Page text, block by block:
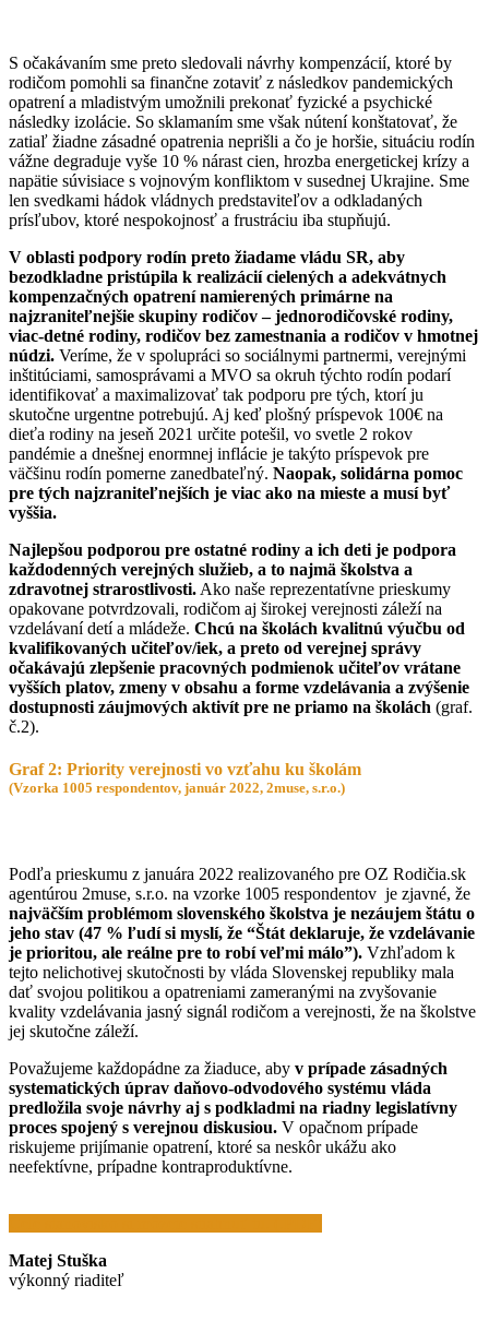
S očakávaním sme preto sledovali návrhy kompenzácií, ktoré by
rodičom pomohli sa finančne zotaviť z následkov pandemických
opatrení a mladistvým umožnili prekonať fyzické a psychické
následky izolácie. So sklamaním sme však nútení konštatovať, že
zatiaľ žiadne zásadné opatrenia neprišli a čo je horšie, situáciu rodín
vážne degraduje vyše 10 % nárast cien, hrozba energetickej krízy a
napätie súvisiace s vojnovým konfliktom v susednej Ukrajine. Sme
len svedkami hádok vládnych predstaviteľov a odkladaných
prísľubov, ktoré nespokojnosť a frustráciu iba stupňujú.
V oblasti podpory rodín preto žiadame vládu SR, aby
bezodkladne pristúpila k realizácií cielených a adekvátnych
kompenzačných opatrení namierených primárne na
najzraniteľnejšie skupiny rodičov – jednorodičovské rodiny,
viac-detné rodiny, rodičov bez zamestnania a rodičov v hmotnej
núdzi. Veríme, že v spolupráci so sociálnymi partnermi, verejnými
inštitúciami, samosprávami a MVO sa okruh týchto rodín podarí
identifikovať a maximalizovať tak podporu pre tých, ktorí ju
skutočne urgentne potrebujú. Aj keď plošný príspevok 100€ na
dieťa rodiny na jeseň 2021 určite potešil, vo svetle 2 rokov
pandémie a dnešnej enormnej inflácie je takýto príspevok pre
väčšinu rodín pomerne zanedbateľný. Naopak, solidárna pomoc
pre tých najzraniteľnejších je viac ako na mieste a musí byť
vyššia.
Najlepšou podporou pre ostatné rodiny a ich deti je podpora
každodenných verejných služieb, a to najmä školstva a
zdravotnej strarostlivosti. Ako naše reprezentatívne prieskumy
opakovane potvrdzovali, rodičom aj širokej verejnosti záleží na
vzdelávaní detí a mládeže. Chcú na školách kvalitnú výučbu od
kvalifikovaných učiteľov/iek, a preto od verejnej správy
očakávajú zlepšenie pracovných podmienok učiteľov vrátane
vyšších platov, zmeny v obsahu a forme vzdelávania a zvýšenie
dostupnosti záujmových aktivít pre ne priamo na školách (graf.
č.2).
Graf 2: Priority verejnosti vo vzťahu ku školám
(Vzorka 1005 respondentov, január 2022, 2muse, s.r.o.)
Podľa prieskumu z januára 2022 realizovaného pre OZ Rodičia.sk
agentúrou 2muse, s.r.o. na vzorke 1005 respondentov je zjavné, že
najväčším problémom slovenského školstva je nezáujem štátu o
jeho stav (47 % ľudí si myslí, že “Štát deklaruje, že vzdelávanie
je prioritou, ale reálne pre to robí veľmi málo”). Vzhľadom k
tejto nelichotivej skutočnosti by vláda Slovenskej republiky mala
dať svojou politikou a opatreniami zameranými na zvyšovanie
kvality vzdelávania jasný signál rodičom a verejnosti, že na školstve
jej skutočne záleží.
Považujeme každopádne za žiaduce, aby v prípade zásadných
systematických úprav daňovo-odvodového systému vláda
predložila svoje návrhy aj s podkladmi na riadny legislatívny
proces spojený s verejnou diskusiou. V opačnom prípade
riskujeme prijímanie opatrení, ktoré sa neskôr ukážu ako
neefektívne, prípadne kontraproduktívne.
Matej Stuška
výkonný riaditeľ